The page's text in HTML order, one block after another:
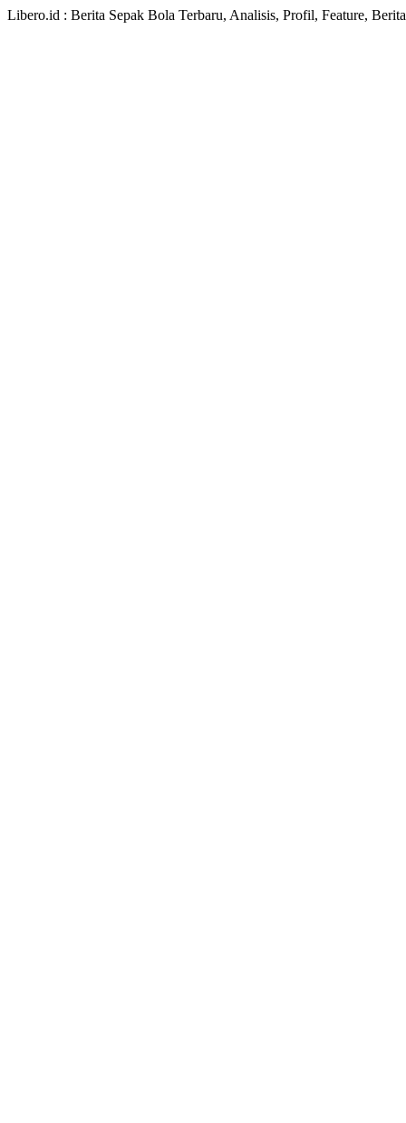
Libero.id : Berita Sepak Bola Terbaru, Analisis, Profil, Feature,